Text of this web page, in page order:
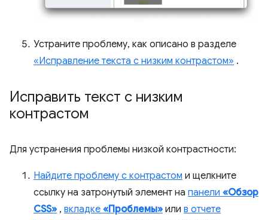
Устраните проблему, как описано в разделе
«Исправление текста с низким контрастом» .
Исправить текст с низким
контрастом
Для устранения проблемы низкой контрастности:
Найдите проблему с контрастом и щелкните
ссылку на затронутый элемент на панели «Обзор
CSS» , вкладке «Проблемы» или в отчете